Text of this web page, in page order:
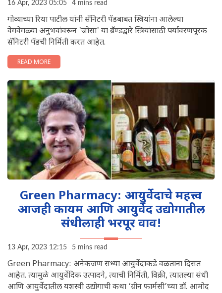
16 Apr, 2023 05:05 4 mins read
गोव्याच्या रिया पाटील यांनी सॅनिटरी पॅडबाबत स्त्रियांना आलेल्या
वेगवेगळ्या अनुभवांवरून 'जोसा' या ब्रॅण्डद्वारे स्त्रियांसाठी पर्यावरणपूरक
सॅनिटरी पॅडची निर्मिती करत आहेत.
READ MORE
Green Pharmacy: आयुर्वेदाचे महत्त्व
आजही कायम आणि आयुर्वेद उद्योगातील
संधीलाही भरपूर वाव!
13 Apr, 2023 12:15 5 mins read
Green Pharmacy: अनेकजण सध्या आयुर्वेदाकडे वळताना दिसत
आहेत. त्यामुळे आयुर्वेदिक उत्पादने, त्याची निर्मिती, विक्री, त्यातल्या संधी
आणि आयुर्वेदातील यशस्वी उद्योगाची कथा ‘ग्रीन फार्मसी’च्या डॉ. आमोद